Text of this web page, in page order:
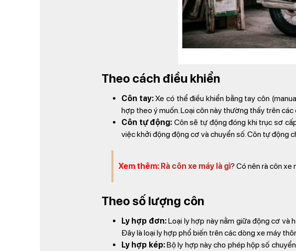
Theo cách điều khiển
Côn tay:Xe có thể điều khiển bằng tay côn
hợp theo ý muốn. Loại côn này thường thấy trên
Côn tự động: Côn sẽ tự động đóng khi trục sơ
việc khởi động động cơ và chuyển số. Côn tự động
Xem thêm: Rà côn xe máy là gì? Có nên rà côn xe
Theo số lượng côn
Ly hợp đơn:Loại ly hợp này nằm giữa động cơ và
Đây là loại ly hợp phổ biến trên các dòng xe máy
Ly hợp kép:Bộ ly hợp này cho phép hộp số